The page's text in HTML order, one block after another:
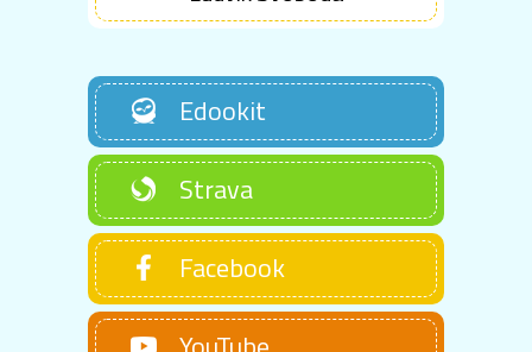
Edookit
Strava
Facebook